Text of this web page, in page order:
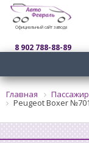
Официальный сайт завода
8 902 788-88-89
Главная
Peugeot Boxer